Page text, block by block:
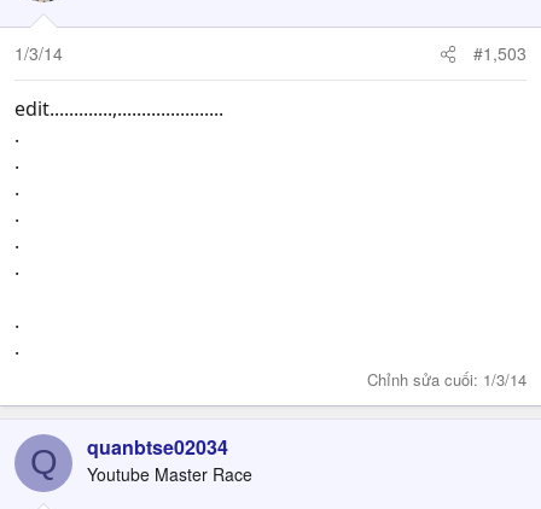
1/3/14 #1,503
edit.............,......................
.
.
.
.
.
.
.
.
Chỉnh sửa cuối: 1/3/14
Q quanbtse02034
Youtube Master Race